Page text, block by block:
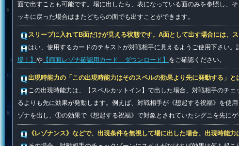
面で出すことも可能です。場に出したら、表になっている面のみを参照し、
ッキに戻った場合はまたどちらの面でも出すことができます。
スリーブに入れてB面だけが見える状態です。A面として出す場合には、
はい、使用するカードのテキストが対戦相手に見えるようご使用下さい。
場！】 や 【両面レゾナ確認用カード ダウンロード】 をご確認ください。
出現時能力の「この出現時能力はそのスペルの効果より先に発動する」と
この出現時能力は、【スペルカットイン】で出した場合、対戦相手のチ
るよりも先に効果が発動します。例えば、対戦相手が《想起する祝福》を使
ゾナを出し、①の効果で《想起する祝福》で対象とされていたシグニを先にゲ
《レゾナンス》などで、出現条件を無視して場に出した場合、出現時能力